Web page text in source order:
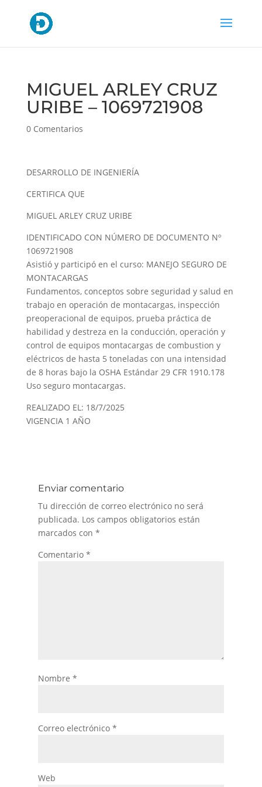
MIGUEL ARLEY CRUZ
URIBE – 1069721908
0 Comentarios
DESARROLLO DE INGENIERÍA
CERTIFICA QUE
MIGUEL ARLEY CRUZ URIBE
IDENTIFICADO CON NÚMERO DE DOCUMENTO Nº
1069721908
Asistió y participó en el curso: MANEJO SEGURO DE
MONTACARGAS
Fundamentos, conceptos sobre seguridad y salud en
trabajo en operación de montacargas, inspección
preoperacional de equipos, prueba práctica de
habilidad y destreza en la conducción, operación y
control de equipos montacargas de combustion y
eléctricos de hasta 5 toneladas con una intensidad
de 8 horas bajo la OSHA Estándar 29 CFR 1910.178
Uso seguro montacargas.
REALIZADO EL: 18/7/2025
VIGENCIA 1 AÑO
Enviar comentario
Tu dirección de correo electrónico no será
publicada. Los campos obligatorios están
marcados con *
Comentario *
Nombre *
Correo electrónico *
Web